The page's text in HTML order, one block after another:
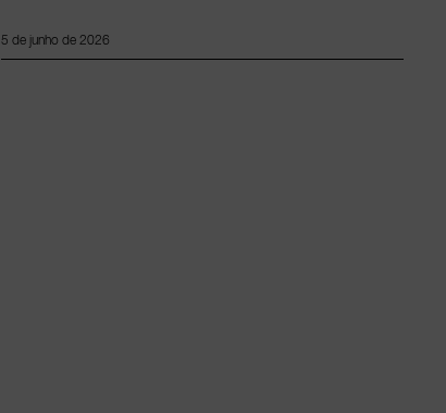
5 de junho de 2026